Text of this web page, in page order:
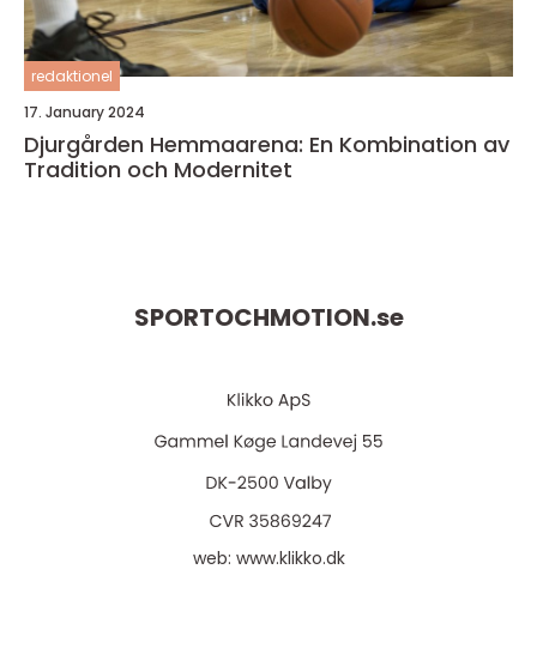
redaktionel
17. January 2024
Djurgården Hemmaarena: En Kombination av
Tradition och Modernitet
SPORTOCHMOTION.se
web: www.klikko.dk